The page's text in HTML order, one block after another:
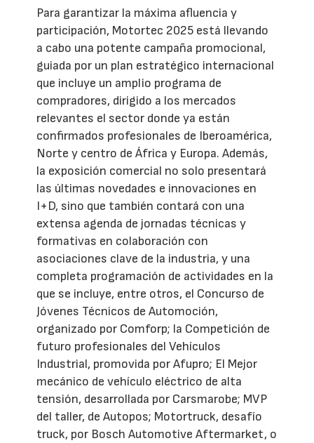
Para garantizar la máxima afluencia y
participación, Motortec 2025 está llevando
a cabo una potente campaña promocional,
guiada por un plan estratégico internacional
que incluye un amplio programa de
compradores, dirigido a los mercados
relevantes el sector donde ya están
confirmados profesionales de Iberoamérica,
Norte y centro de África y Europa. Además,
la exposición comercial no solo presentará
las últimas novedades e innovaciones en
I+D, sino que también contará con una
extensa agenda de jornadas técnicas y
formativas en colaboración con
asociaciones clave de la industria, y una
completa programación de actividades en la
que se incluye, entre otros, el Concurso de
Jóvenes Técnicos de Automoción,
organizado por Comforp; la Competición de
futuro profesionales del Vehículos
Industrial, promovida por Afupro; El Mejor
mecánico de vehículo eléctrico de alta
tensión, desarrollada por Carsmarobe; MVP
del taller, de Autopos; Motortruck, desafío
truck, por Bosch Automotive Aftermarket, o